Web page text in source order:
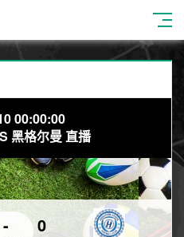
00:00:00
黑格尔曼 直播
- 0